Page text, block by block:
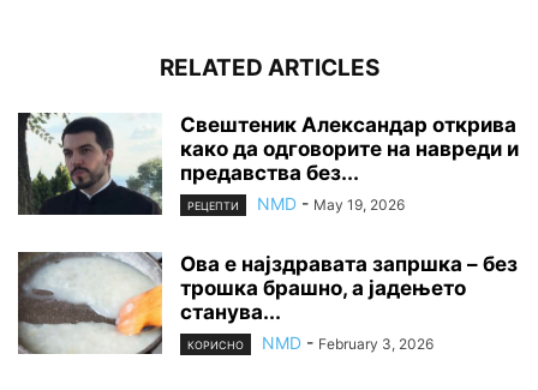
RELATED ARTICLES
Свештеник Александар открива
како да одговорите на навреди и
предавства без...
РЕЦЕПТИ NMD - May 19, 2026
Ова е најздравата запршка – без
трошка брашно, а јадењето
станува...
КОРИСНО NMD - February 3, 2026